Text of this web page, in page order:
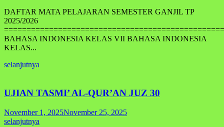
DAFTAR MATA PELAJARAN SEMESTER GANJIL TP
2025/2026
BAHASA INDONESIA KELAS VII BAHASA INDONESIA
KELAS...
selanjutnya
UJIAN TASMI’ AL-QUR’AN JUZ 30
November 1, 2025November 25, 2025
selanjutnya